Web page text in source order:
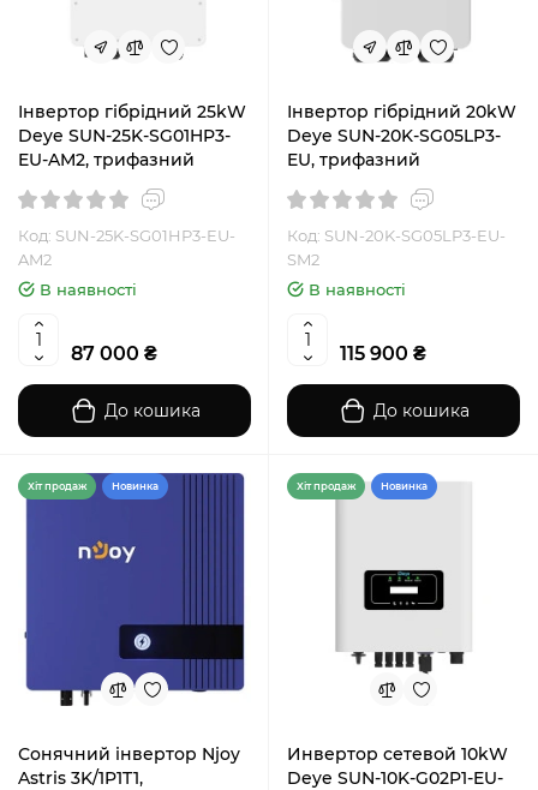
Інвертор гібрідний 25kW
Deye SUN-25K-SG01HP3-
EU-AM2, трифазний
Код: SUN-25K-SG01HP3-EU-
AM2
В наявності
87 000 ₴
До кошика
Інвертор гібрідний 20kW
Deye SUN-20K-SG05LP3-
EU, трифазний
Код: SUN-20K-SG05LP3-EU-
SM2
В наявності
115 900 ₴
До кошика
Хiт продаж Новинка
Сонячний інвертор Njoy
Astris 3K/1P1T1,
Хiт продаж Новинка
Инвертор сетевой 10kW
Deye SUN-10K-G02P1-EU-